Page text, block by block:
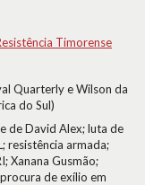
Timorense
Quarterly e Wilson da
do Sul)
de David Alex; luta de
resistência armada;
Xanana Gusmão;
de exílio em